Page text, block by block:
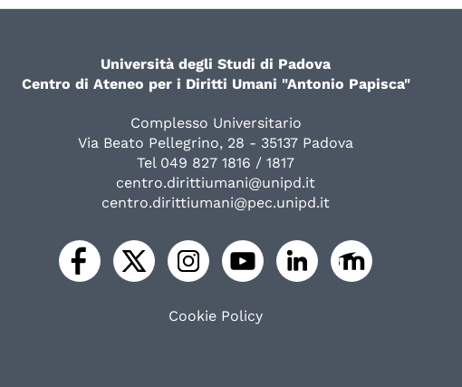
Università degli Studi di Padova
Centro di Ateneo per i Diritti Umani "Antonio Papisca"
Complesso Universitario
Via Beato Pellegrino, 28 - 35137 Padova
Tel 049 827 1816 / 1817
centro.dirittiumani@unipd.it
centro.dirittiumani@pec.unipd.it
Cookie Policy